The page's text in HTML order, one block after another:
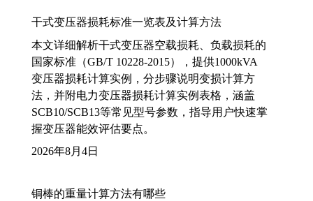
干式变压器损耗标准一览表及计算方法
本文详细解析干式变压器空载损耗、负载损耗的
国家标准（GB/T 10228-2015），提供1000kVA
变压器损耗计算实例，分步骤说明变损计算方
法，并附电力变压器损耗计算实例表格，涵盖
SCB10/SCB13等常见型号参数，指导用户快速掌
握变压器能效评估要点。
2026年8月4日
铜棒的重量计算方法有哪些